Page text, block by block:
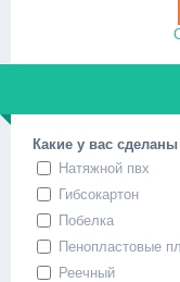
Какие у вас
Натяжной пвх
Гибсокартон
Побелка
Пенопластовые
Реечный